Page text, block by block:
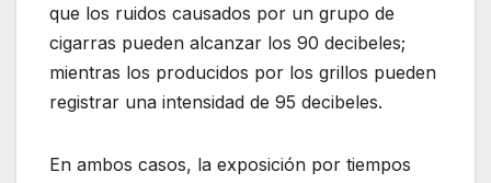
que los ruidos causados por un grupo de
cigarras pueden alcanzar los 90 decibeles;
mientras los producidos por los grillos pueden
registrar una intensidad de 95 decibeles.
En ambos casos, la exposición por tiempos